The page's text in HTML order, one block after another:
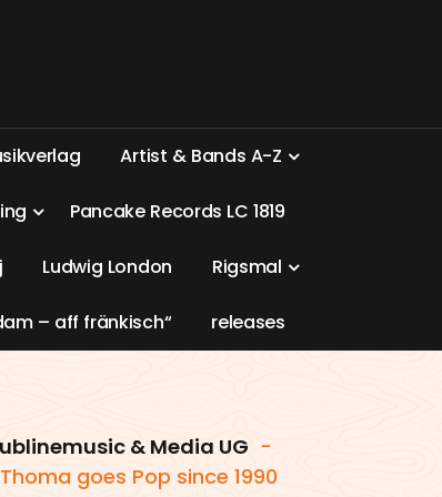
sikverlag Artist & Bands A-Z
ing Pancake Records LC 1819
j Ludwig London Rigsmal
am – aff fränkisch“ releases
& Media UG -
goes Pop since 1990